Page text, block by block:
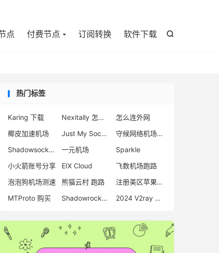

点 付费节点 订阅转换 软件下载
热门标签
Karing 下载 Nexitally 怎么样
怎么连外网
椰皮加速机场
Just My Socks 连不上解决方案
守候网络机场评测
Shadowsocks V2ray 区别
一元机场
Sparkle
小火箭账号分享
EIX Cloud
飞数机场跑路
泡泡狗机场测速
熊猫云村 跑路
注册美区苹果账号教程
MTProto 购买
Shadowrocket 官网 2024 V2ray 节点